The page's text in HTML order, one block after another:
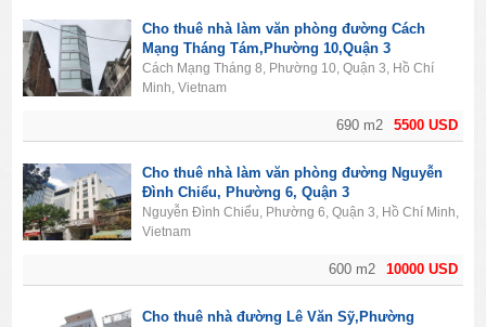
5500 USD
690 m2
Cho thuê nhà làm văn phòng đường Cách
Mạng Tháng Tám,Phường 10,Quận 3
Cách Mạng Tháng 8, Phường 10, Quận 3, Hồ Chí
Minh, Vietnam
10000 USD
600 m2
Cho thuê nhà làm văn phòng đường Nguyễn
Đình Chiểu, Phường 6, Quận 3
Nguyễn Đình Chiểu, Phường 6, Quận 3, Hồ Chí Minh,
Vietnam
Cho thuê nhà đường Lê Văn Sỹ,Phường